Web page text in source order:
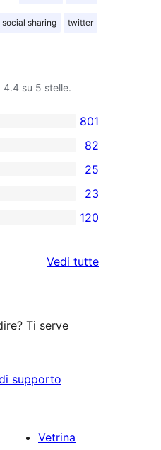
social sharing twitter
4.4 su 5 stelle.
801
82
25
23
120
Vedi tuttele
Ti serve
supporto
Vetrina